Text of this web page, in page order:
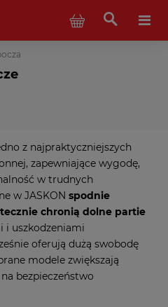
z najpraktyczniejszych
zapewniające wygodę,
w trudnych
w JASKON spodnie
chronią dolne partie
i uszkodzeniami
oferują dużą swobodę
modele zwiększają
bezpieczeństwo